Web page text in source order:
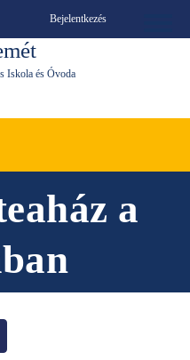
Bejelentkezés
Iskola és Óvoda
a